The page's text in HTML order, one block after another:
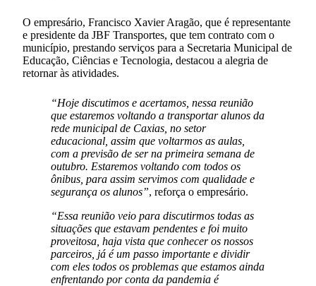
O empresário, Francisco Xavier Aragão, que é representante
e presidente da JBF Transportes, que tem contrato com o
município, prestando serviços para a Secretaria Municipal de
Educação, Ciências e Tecnologia, destacou a alegria de
retornar às atividades.
“Hoje discutimos e acertamos, nessa reunião
que estaremos voltando a transportar alunos da
rede municipal de Caxias, no setor
educacional, assim que voltarmos as aulas,
com a previsão de ser na primeira semana de
outubro. Estaremos voltando com todos os
ônibus, para assim servimos com qualidade e
segurança os alunos”, reforça o empresário.
“Essa reunião veio para discutirmos todas as
situações que estavam pendentes e foi muito
proveitosa, haja vista que conhecer os nossos
parceiros, já é um passo importante e dividir
com eles todos os problemas que estamos ainda
enfrentando por conta da pandemia é